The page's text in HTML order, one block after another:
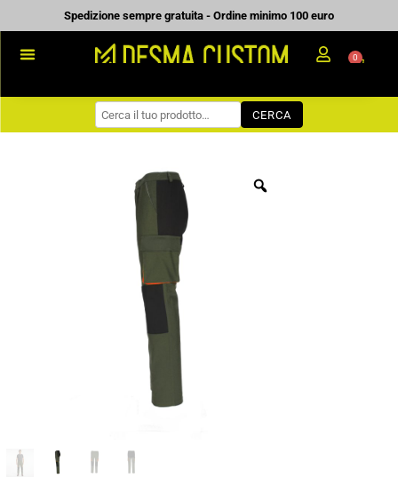
al
contenuto
Spedizione sempre gratuita - Ordine minimo 100 euro
WORKWEAR
0
CERCA